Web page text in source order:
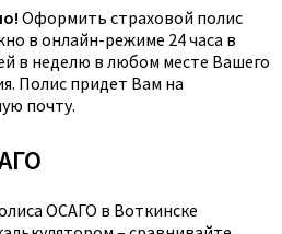
Оформить страховой полис
в онлайн-режиме 24 часа в
в неделю в любом месте Вашего
Полис придет Вам на
почту.
ОСАГО в Воткинске